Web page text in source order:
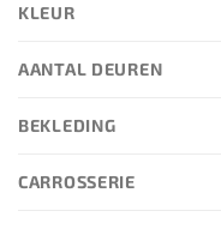
KLEUR
AANTAL DEUREN
BEKLEDING
CARROSSERIE